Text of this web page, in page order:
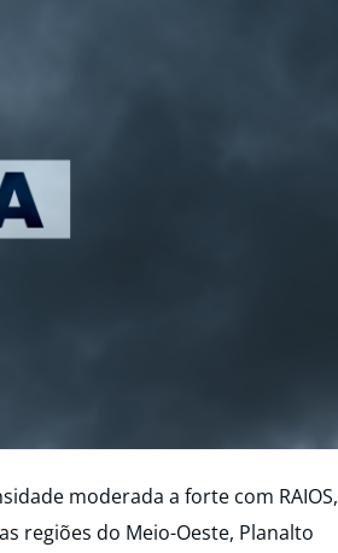
moderada a forte com RAIOS,
regiões do Meio-Oeste, Planalto